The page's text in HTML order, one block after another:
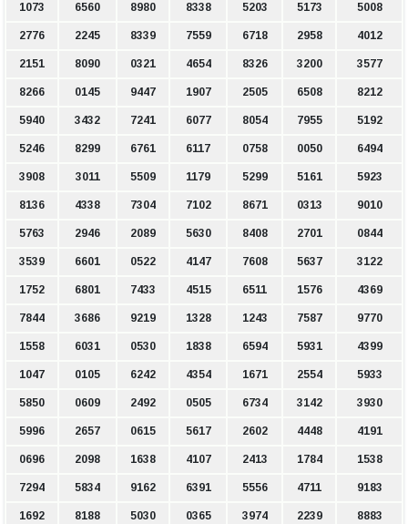
1073 6560 8980 8338 5203 5173 5008
2776 2245 8339 7559 6718 2958 4012
2151 8090 0321 4654 8326 3200 3577
8266 0145 9447 1907 2505 6508 8212
5940 3432 7241 6077 8054 7955 5192
5246 8299 6761 6117 0758 0050 6494
3908 3011 5509 1179 5299 5161 5923
8136 4338 7304 7102 8671 0313 9010
5763 2946 2089 5630 8408 2701 0844
3539 6601 0522 4147 7608 5637 3122
1752 6801 7433 4515 6511 1576 4369
7844 3686 9219 1328 1243 7587 9770
1558 6031 0530 1838 6594 5931 4399
1047 0105 6242 4354 1671 2554 5933
5850 0609 2492 0505 6734 3142 3930
5996 2657 0615 5617 2602 4448 4191
0696 2098 1638 4107 2413 1784 1538
7294 5834 9162 6391 5556 4711 9183
1692 8188 5030 0365 3974 2239 8883